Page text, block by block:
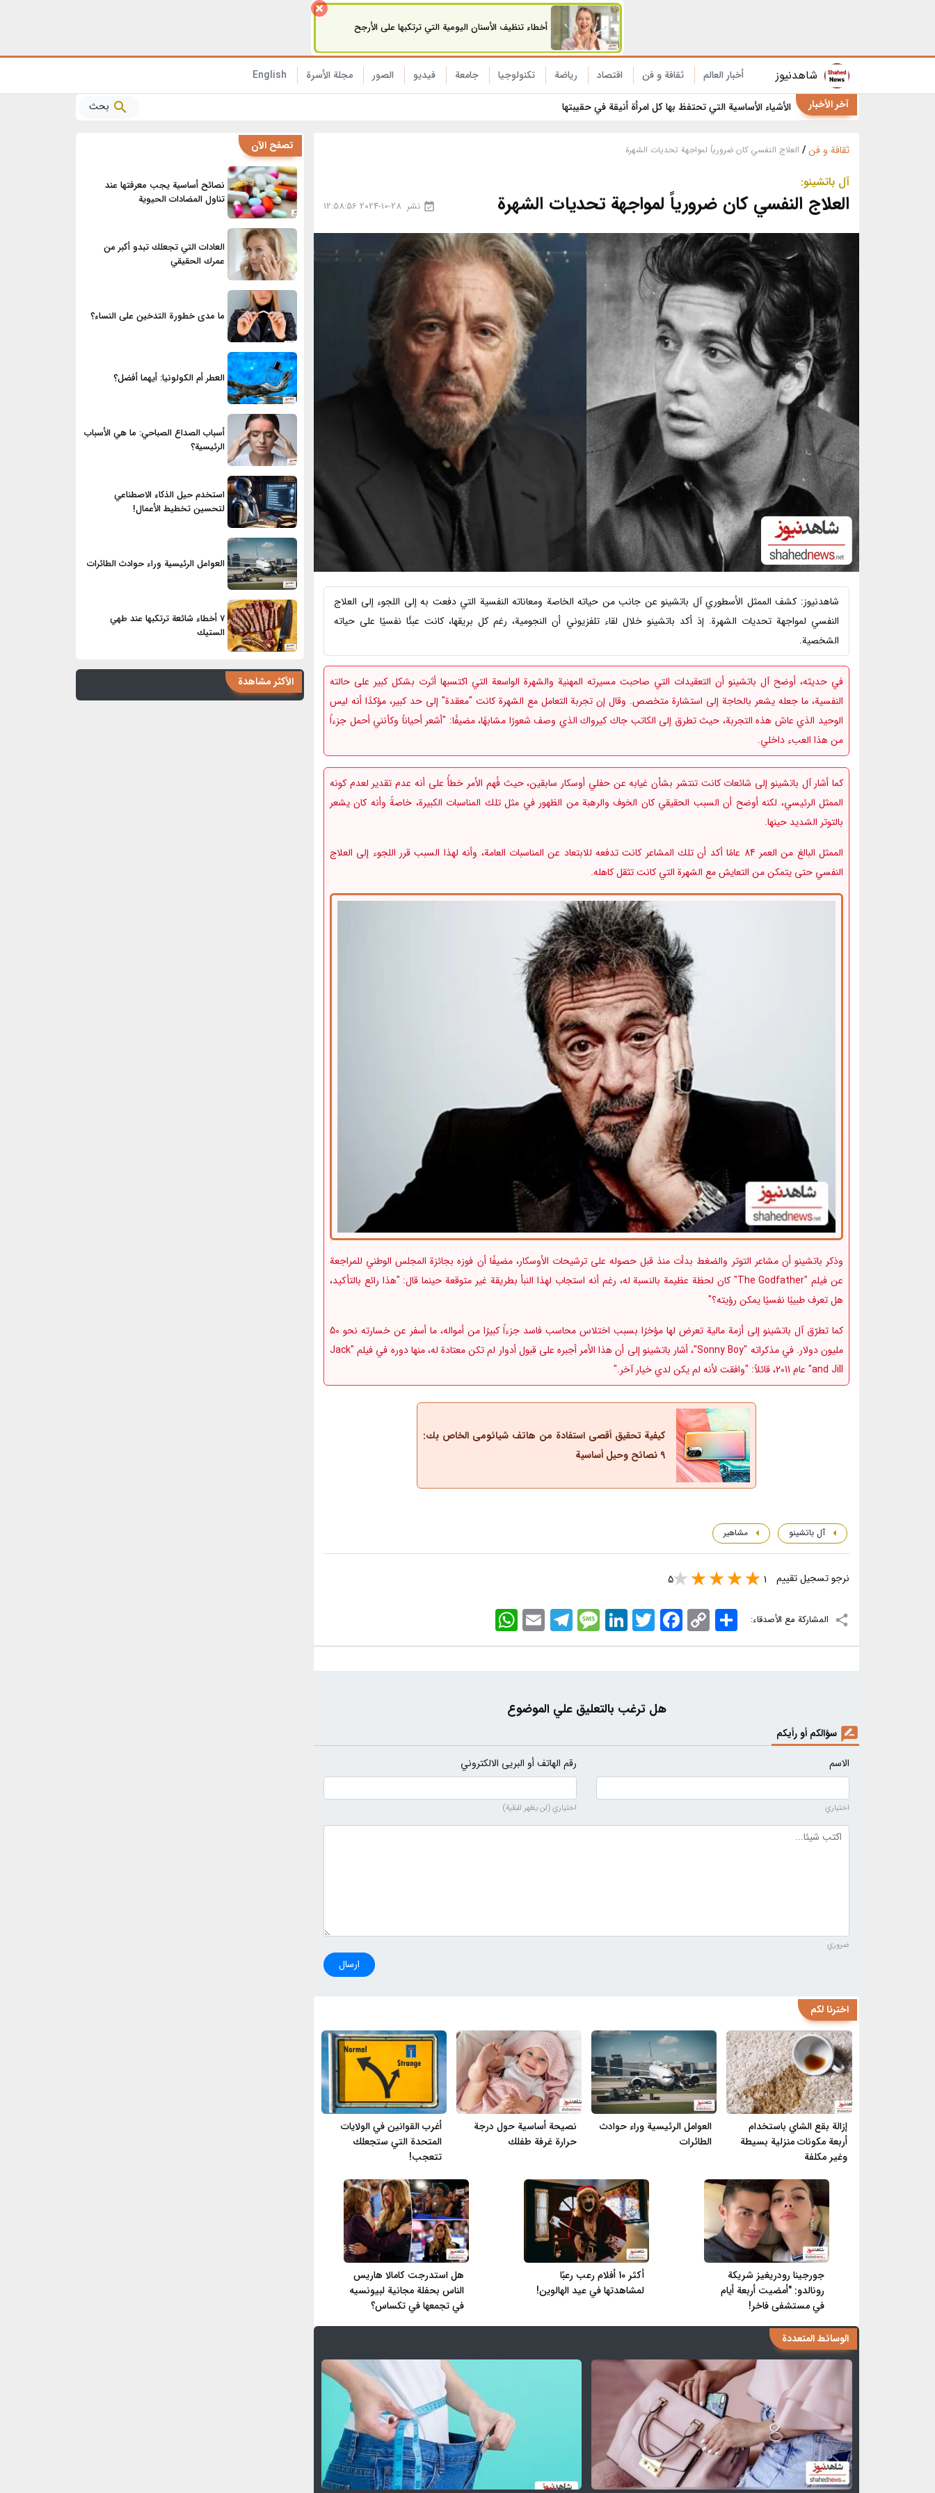
أخطاء تنظيف الأسنان اليومية التي ترتكبها على الأرجح
شاهدنیوز أخبار العالم ثقافة و فن اقتصاد رياضة تکنولوجیا جامعة فیدیو الصور مجلة الأسرة
English
آخر الأخبار
الأشياء الأساسية التي تحتفظ بها كل امرأة أنيقة في حقيبتها بحث
ثقافة و فن/ العلاج النفسي كان ضرورياً لمواجهة تحديات الشهرة
آل باتشينو:
العلاج النفسي كان ضرورياً لمواجهة تحديات الشهرة نشر 2024-10-28 12:58:56
شاهدنیوز: كشف الممثل الأسطوري آل باتشينو عن جانب من حياته الخاصة ومعاناته النفسية التي دفعت به إلى اللجوء إلى العلاج
النفسي لمواجهة تحديات الشهرة. إذ أكد باتشينو خلال لقاء تلفزيوني أن النجومية، رغم كل بريقها، كانت عبئًا نفسيًا على حياته
الشخصية.
في حديثه، أوضح آل باتشينو أن التعقيدات التي صاحبت مسيرته المهنية والشهرة الواسعة التي اكتسبها أثرت بشكل كبير على حالته
النفسية، ما جعله يشعر بالحاجة إلى استشارة متخصص. وقال إن تجربة التعامل مع الشهرة كانت "معقدة" إلى حد كبير، مؤكدًا أنه ليس
الوحيد الذي عاش هذه التجربة، حيث تطرق إلى الكاتب جاك كيرواك الذي وصف شعورًا مشابهًا، مضيفًا: "أشعر أحياناً وكأنني أحمل جزءاً
من هذا العبء داخلي.
كما أشار آل باتشينو إلى شائعات كانت تنتشر بشأن غيابه عن حفلي أوسكار سابقين، حيث فُهم الأمر خطأً على أنه عدم تقدير لعدم كونه
الممثل الرئيسي، لكنه أوضح أن السبب الحقيقي كان الخوف والرهبة من الظهور في مثل تلك المناسبات الكبيرة، خاصةً وأنه كان يشعر
بالتوتر الشديد حينها.
الممثل البالغ من العمر 84 عامًا أكد أن تلك المشاعر كانت تدفعه للابتعاد عن المناسبات العامة، وأنه لهذا السبب قرر اللجوء إلى العلاج
النفسي حتى يتمكن من التعايش مع الشهرة التي كانت تثقل كاهله.
وذكر باتشينو أن مشاعر التوتر والضغط بدأت منذ قبل حصوله على ترشيحات الأوسكار، مضيفًا أن فوزه بجائزة المجلس الوطني للمراجعة
عن فيلم "The Godfather" كان لحظة عظيمة بالنسبة له، رغم أنه استجاب لهذا النبأ بطريقة غير متوقعة حينما قال: "هذا رائع بالتأكيد،
هل تعرف طبيبًا نفسيًا يمكن رؤيته؟"
كما تطرّق آل باتشينو إلى أزمة مالية تعرض لها مؤخرًا بسبب اختلاس محاسب فاسد جزءاً كبيرًا من أمواله، ما أسفر عن خسارته نحو 50
مليون دولار. في مذكراته "Sonny Boy"، أشار باتشينو إلى أن هذا الأمر أجبره على قبول أدوار لم تكن معتادة له، منها دوره في فيلم "Jack
and Jill" عام 2011، قائلاً: "وافقت لأنه لم يكن لدي خيار آخر."
كيفية تحقيق أقصى استفادة من هاتف شیائومی الخاص بك:
9 نصائح وحيل أساسية
آل باتشينو مشاهیر
نرجو تسجيل تقييم 1
5
المشاركة مع الأصدقاء: WhatsApp EmailTelegramMessageLinkedInTwitterFacebook Copy
Link
اشتراک
هل ترغب بالتعليق علي الموضوع
سؤالكم أو رأيكم
الاسم
اختياري
رقم الهاتف أو البريى الالكتروني
اختياري (لن يظهر للبقية)
نص التعليق
ضروري
ارسال
اخترنا لكم
إزالة بقع الشاي باستخدام
أربعة مكونات منزلية بسيطة
وغير مكلفة
العوامل الرئيسية وراء حوادث
الطائرات
نصيحة أساسية حول درجة
حرارة غرفة طفلك
أغرب القوانين في الولايات
المتحدة التي ستجعلك
تتعجب!
جورجينا رودريغيز شريكة
رونالدو: "أمضيت أربعة أيام
في مستشفى فاخر!
أكثر 10 أفلام رعب رعبًا
لمشاهدتها في عيد الهالوين!
هل استدرجت كامالا هاريس
الناس بحفلة مجانية لبيونسيه
في تجمعها في تكساس؟
الوسائط المتعددة
تصفح الآن
نصائح أساسية يجب معرفتها عند
تناول المضادات الحيوية
العادات التي تجعلك تبدو أكبر من
عمرك الحقيقي
ما مدى خطورة التدخين على النساء؟
العطر أم الكولونيا: أيهما أفضل؟
أسباب الصداع الصباحي: ما هي الأسباب
الرئيسية؟
استخدم حيل الذكاء الاصطناعي
لتحسين تخطيط الأعمال!
العوامل الرئيسية وراء حوادث الطائرات
7 أخطاء شائعة ترتكبها عند طهي
الستيك
الأكثر مشاهدة